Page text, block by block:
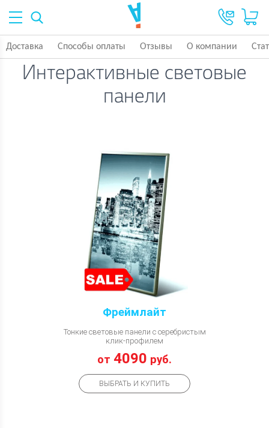
Доставка Способы оплаты Отзывы О компании
Интерактивные световые
панели
Фреймлайт
Тонкие световые панели с серебристым
клик-профилем
от 4090 руб.
ВЫБРАТЬ И КУПИТЬ